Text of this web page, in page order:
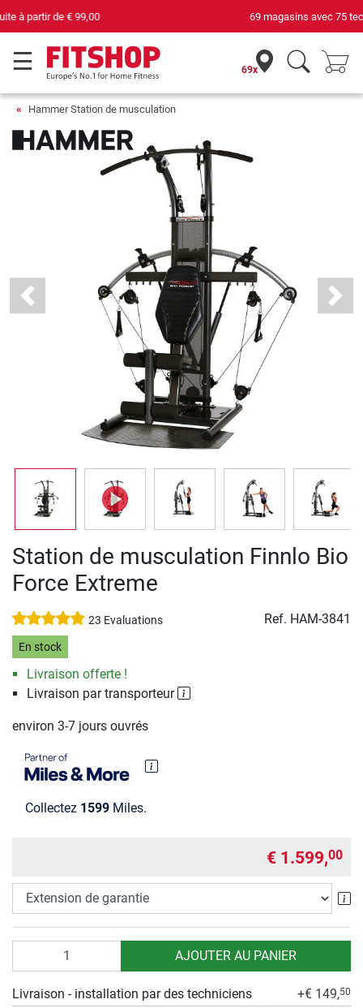
69 magasins avec 75 techniciens
69x
Hammer Station de musculation
Previous Next
Station de musculation Finnlo Bio
Force Extreme
23 Evaluations Ref. HAM-3841
En stock
Livraison offerte !
Livraison par transporteur
environ 3-7 jours ouvrés
Collectez 1599 Miles.
€ 1.599,00
AJOUTER AU PANIER
Livraison - installation par des techniciens +€ 149,50